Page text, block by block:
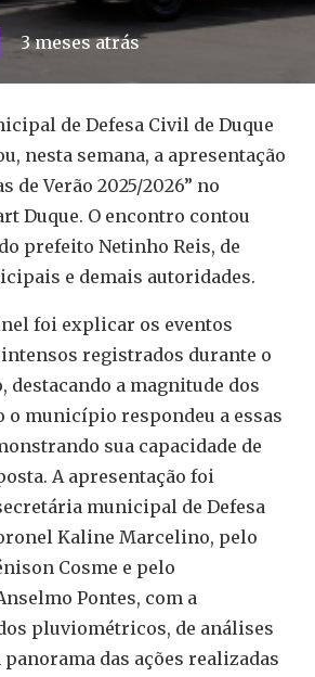
3 meses atrás
de Defesa Civil de Duque
nesta semana, a apresentação
de Verão 2025/2026” no
Duque. O encontro contou
prefeito Netinho Reis, de
e demais autoridades.
foi explicar os eventos
registrados durante o
destacando a magnitude dos
o município respondeu a essas
sua capacidade de
A apresentação foi
municipal de Defesa
Kaline Marcelino, pelo
Cosme e pelo
Pontes, com a
pluviométricos, de análises
das ações realizadas